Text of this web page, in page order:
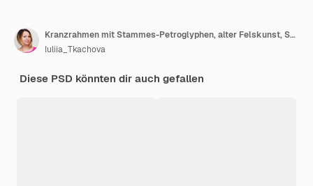
Kranzrahmen mit Stammes-Petroglyphen, alter Felskunst, Sonnen-, Spiral- und Punktsymbolen, handgezeichnete runde Rahmen-Clipart
Iuliia_Tkachova
Diese PSD könnten dir auch gefallen